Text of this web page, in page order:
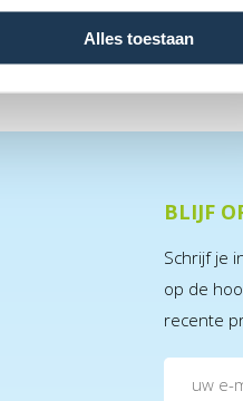
Alles toestaan
BLIJF
Schrijf je
op de
recente